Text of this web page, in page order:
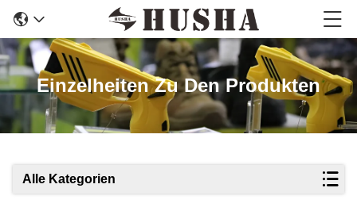
Einzelheiten Zu Den Produkten
Alle Kategorien